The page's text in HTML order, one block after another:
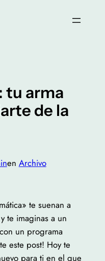
tu arma
de la
en Archivo
te suenan a
te imaginas a un
un programa
este post! Hoy te
para ti en el que